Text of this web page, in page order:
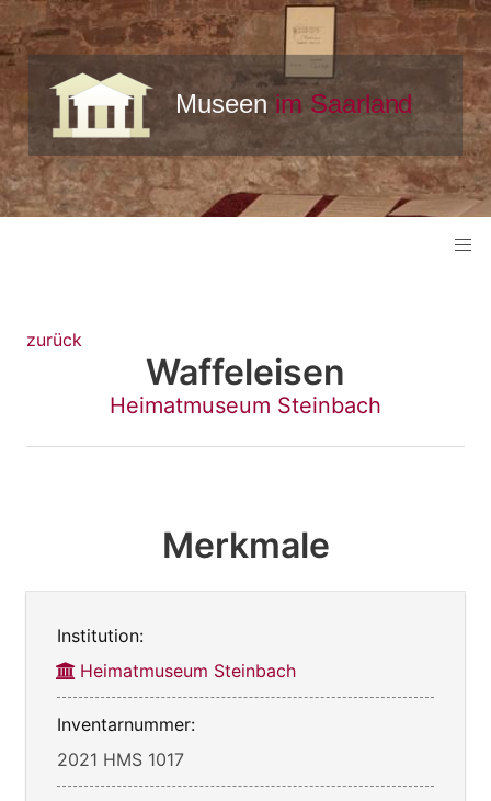
zurück
Waffeleisen
Heimatmuseum Steinbach
Merkmale
Institution:
Heimatmuseum Steinbach
Inventarnummer:
2021 HMS 1017